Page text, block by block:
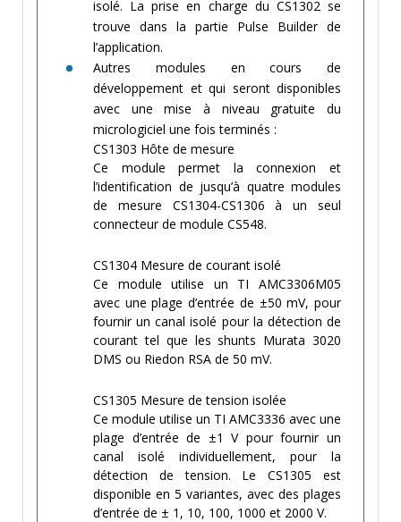
isolé. La prise en charge du CS1302 se
trouve dans la partie Pulse Builder de
l’application.
Autres modules en cours de
développement et qui seront disponibles
avec une mise à niveau gratuite du
micrologiciel une fois terminés :
CS1303 Hôte de mesure
Ce module permet la connexion et
l’identification de jusqu’à quatre modules
de mesure CS1304-CS1306 à un seul
connecteur de module CS548.
CS1304 Mesure de courant isolé
Ce module utilise un TI AMC3306M05
avec une plage d’entrée de ±50 mV, pour
fournir un canal isolé pour la détection de
courant tel que les shunts Murata 3020
DMS ou Riedon RSA de 50 mV.
CS1305 Mesure de tension isolée
Ce module utilise un TI AMC3336 avec une
plage d’entrée de ±1 V pour fournir un
canal isolé individuellement, pour la
détection de tension. Le CS1305 est
disponible en 5 variantes, avec des plages
d’entrée de ± 1, 10, 100, 1000 et 2000 V.